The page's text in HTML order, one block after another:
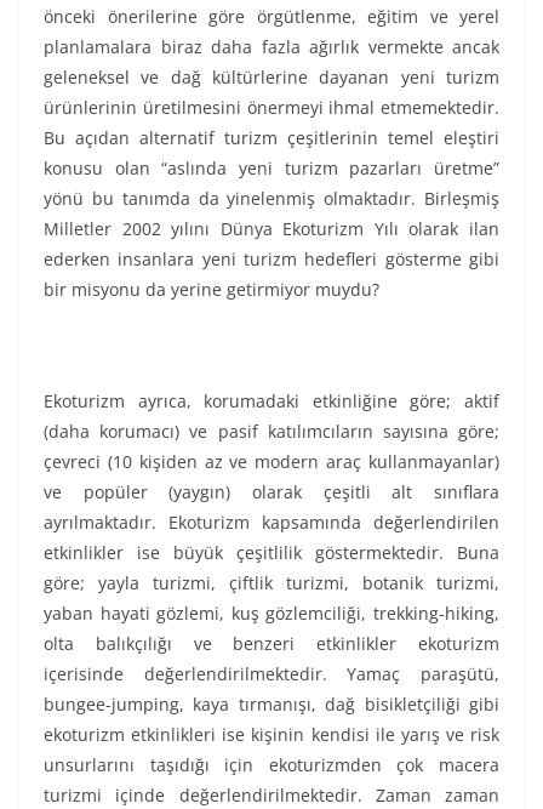
önceki önerilerine göre örgütlenme, eğitim ve yerel
planlamalara biraz daha fazla ağırlık vermekte ancak
geleneksel ve dağ kültürlerine dayanan yeni turizm
ürünlerinin üretilmesini önermeyi ihmal etmemektedir.
Bu açıdan alternatif turizm çeşitlerinin temel eleştiri
konusu olan “aslında yeni turizm pazarları üretme”
yönü bu tanımda da yinelenmiş olmaktadır. Birleşmiş
Milletler 2002 yılını Dünya Ekoturizm Yılı olarak ilan
ederken insanlara yeni turizm hedefleri gösterme gibi
bir misyonu da yerine getirmiyor muydu?
Ekoturizm ayrıca, korumadaki etkinliğine göre; aktif
(daha korumacı) ve pasif katılımcıların sayısına göre;
çevreci (10 kişiden az ve modern araç kullanmayanlar)
ve popüler (yaygın) olarak çeşitli alt sınıflara
ayrılmaktadır. Ekoturizm kapsamında değerlendirilen
etkinlikler ise büyük çeşitlilik göstermektedir. Buna
göre; yayla turizmi, çiftlik turizmi, botanik turizmi,
yaban hayati gözlemi, kuş gözlemciliği, trekking-hiking,
olta balıkçılığı ve benzeri etkinlikler ekoturizm
içerisinde değerlendirilmektedir. Yamaç paraşütü,
bungee-jumping, kaya tırmanışı, dağ bisikletçiliği gibi
ekoturizm etkinlikleri ise kişinin kendisi ile yarış ve risk
unsurlarını taşıdığı için ekoturizmden çok macera
turizmi içinde değerlendirilmektedir. Zaman zaman